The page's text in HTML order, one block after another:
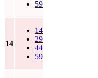
59
14
14
29
44
59